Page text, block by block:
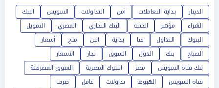
الدينار بداية التعاملات أمن التداولات السويس
البنك
الشراء
مؤشر الجنيه البنك التجاري المصري
التمويل
البنوك
التداول قنا بداية البن ملح
أسعار
الصباح
بنك الدول السوق تجار
الاسعار
بنك قناة السويس
مصر البنوك المصرية
السوق المصرفية
قناة السويس
الهبوط تداولات عامل
صرف